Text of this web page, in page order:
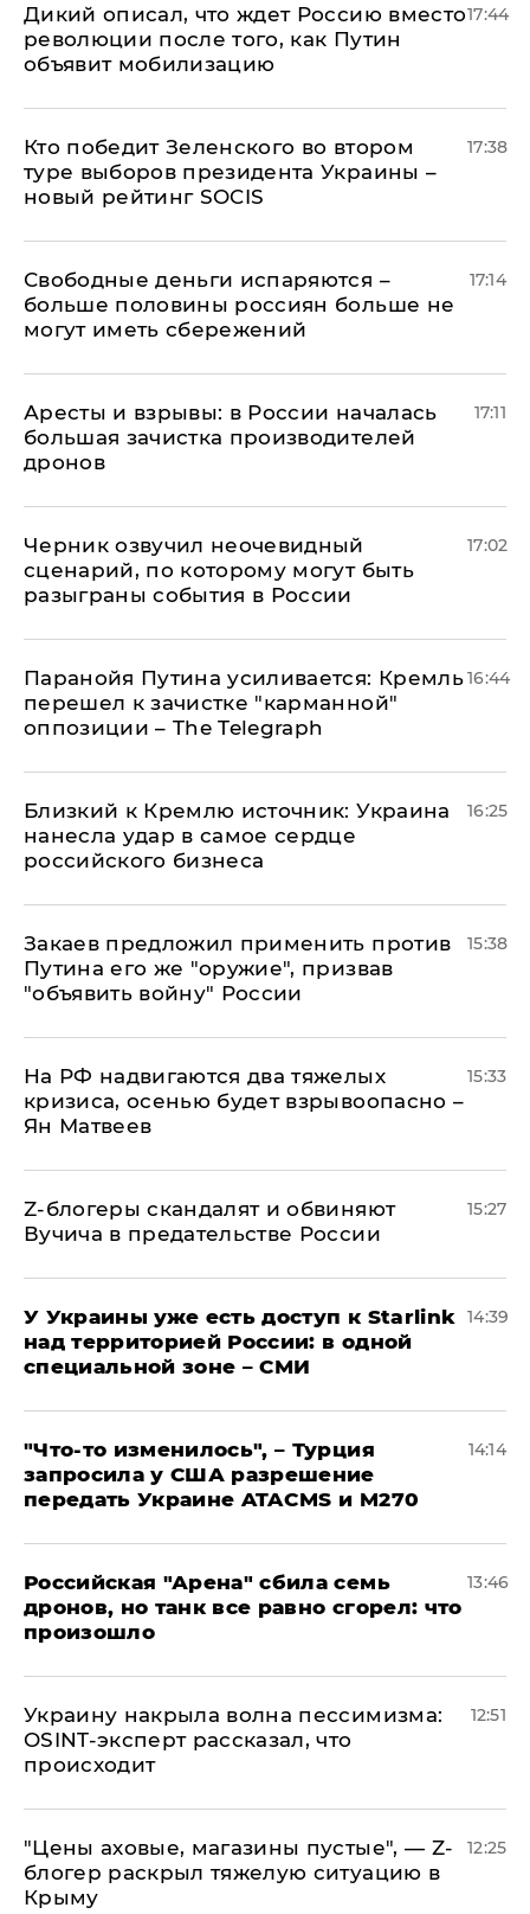
Дикий описал, что ждет Россию вместо
революции после того, как Путин
объявит мобилизацию
17:44
Кто победит Зеленского во втором
туре выборов президента Украины –
новый рейтинг SOCIS
17:38
Свободные деньги испаряются –
больше половины россиян больше не
могут иметь сбережений
17:14
Аресты и взрывы: в России началась
большая зачистка производителей
дронов
17:11
Черник озвучил неочевидный
сценарий, по которому могут быть
разыграны события в России
17:02
Паранойя Путина усиливается: Кремль
перешел к зачистке "карманной"
оппозиции – The Telegraph
16:44
Близкий к Кремлю источник: Украина
нанесла удар в самое сердце
российского бизнеса
16:25
Закаев предложил применить против
Путина его же "оружие", призвав
"объявить войну" России
15:38
На РФ надвигаются два тяжелых
кризиса, осенью будет взрывоопасно –
Ян Матвеев
15:33
Z-блогеры скандалят и обвиняют
Вучича в предательстве России
15:27
У Украины уже есть доступ к Starlink
над территорией России: в одной
специальной зоне – СМИ
14:39
​"Что-то изменилось", – Турция
запросила у США разрешение
передать Украине ATACMS и M270
14:14
​Российская "Арена" сбила семь
дронов, но танк все равно сгорел: что
произошло
13:46
​Украину накрыла волна пессимизма:
OSINT-эксперт рассказал, что
происходит
12:51
​"Цены аховые, магазины пустые", — Z-
блогер раскрыл тяжелую ситуацию в
Крыму
12:25